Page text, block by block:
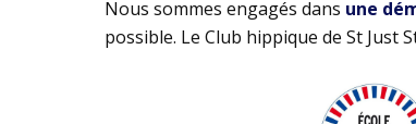
Nous sommes engagés dans une
possible. Le Club hippique de St Just